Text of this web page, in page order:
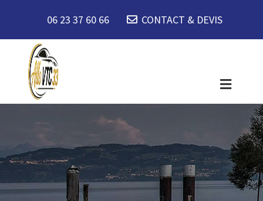
06 23 37 60 66 CONTACT & DEVIS